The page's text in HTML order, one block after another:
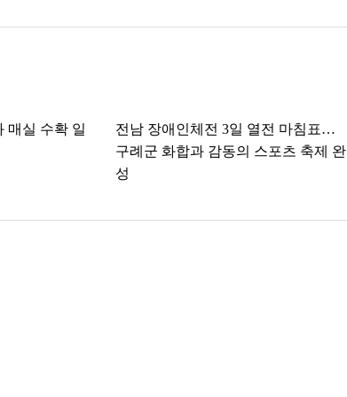
매실 수확 일
전남 장애인체전 3일 열전 마침표…
구례군 화합과 감동의 스포츠 축제 완
성